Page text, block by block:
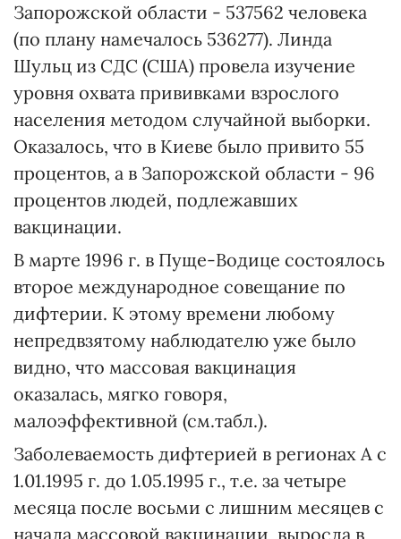
Запорожской области - 537562 человека
(по плану намечалось 536277). Линда
Шульц из СДС (США) провела изучение
уровня охвата прививками взрослого
населения методом случайной выборки.
Оказалось, что в Киеве было привито 55
процентов, а в Запорожской области - 96
процентов людей, подлежавших
вакцинации.
В марте 1996 г. в Пуще-Водице состоялось
второе международное совещание по
дифтерии. К этому времени любому
непредвзятому наблюдателю уже было
видно, что массовая вакцинация
оказалась, мягко говоря,
малоэффективной (см.табл.).
Заболеваемость дифтерией в регионах А с
1.01.1995 г. до 1.05.1995 г., т.е. за четыре
месяца после восьми с лишним месяцев с
начала массовой вакцинации, выросла в